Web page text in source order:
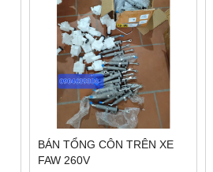
BÁN TỔNG CÔN TRÊN XE
FAW 260V